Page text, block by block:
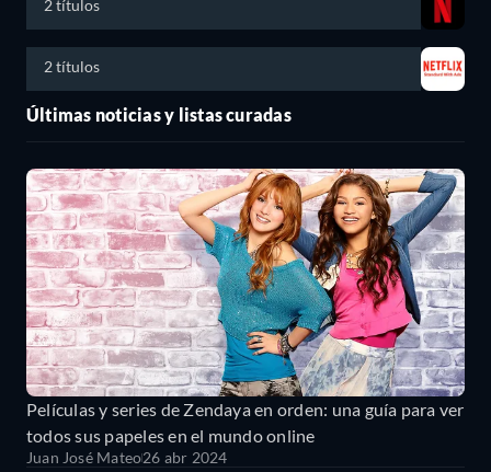
2 títulos
2 títulos
Últimas noticias y listas curadas
Películas y series de Zendaya en orden: una guía para ver
todos sus papeles en el mundo online
Juan José Mateo26 abr 2024